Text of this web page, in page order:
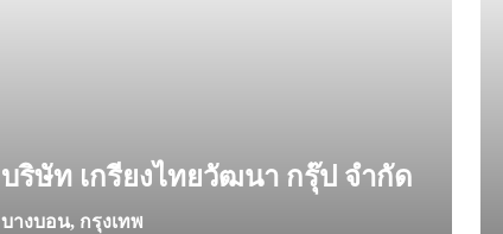
บริษัท เกรียงไทยวัฒนา กรุ๊ป จำกัด
บางบอน, กรุงเทพ